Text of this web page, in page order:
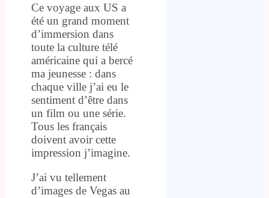
Ce voyage aux US a
été un grand moment
d’immersion dans
toute la culture télé
américaine qui a bercé
ma jeunesse : dans
chaque ville j’ai eu le
sentiment d’être dans
un film ou une série.
Tous les français
doivent avoir cette
impression j’imagine.
J’ai vu tellement
d’images de Vegas au